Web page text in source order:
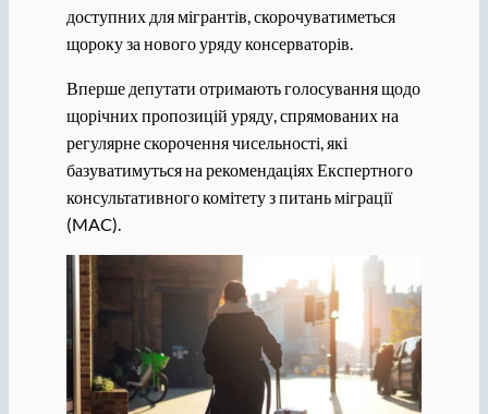
доступних для мігрантів, скорочуватиметься
щороку за нового уряду консерваторів.
Вперше депутати отримають голосування щодо
щорічних пропозицій уряду, спрямованих на
регулярне скорочення чисельності, які
базуватимуться на рекомендаціях Експертного
консультативного комітету з питань міграції
(MAC).